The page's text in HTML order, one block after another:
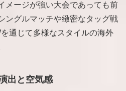
メージが強い大会であっても前
ングルマッチや緻密なタッグ戦
通じて多様なスタイルの海外
出と空気感